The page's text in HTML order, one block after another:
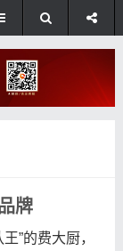
牌
”的费大厨，